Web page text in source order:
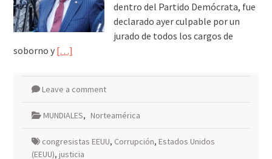
dentro del Partido Demócrata, fue
declarado ayer culpable por un
jurado de todos los cargos de
soborno y […]
Leave a comment
MUNDIALES, Norteamérica
congresistas EEUU, Corrupción, Estados Unidos
(EEUU), justicia